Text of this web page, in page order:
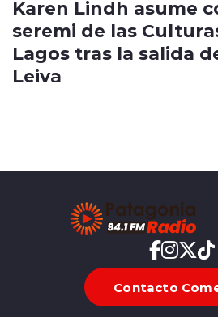
Karen Lindh asume
seremi de las
Lagos tras la salida
Leiva
Contacto